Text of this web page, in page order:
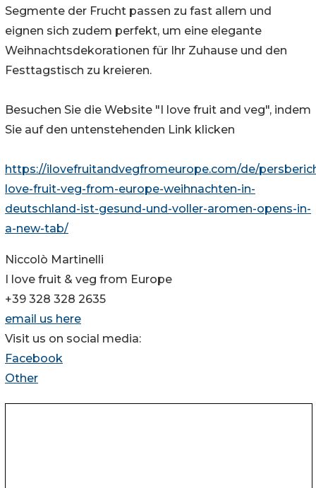
Segmente der Frucht passen zu fast allem und
eignen sich zudem perfekt, um eine elegante
Weihnachtsdekorationen für Ihr Zuhause und den
Festtagstisch zu kreieren.
Besuchen Sie die Website "I love fruit and veg", indem
Sie auf den untenstehenden Link klicken
https://ilovefruitandvegfromeurope.com/de/
love-fruit-veg-from-europe-weihnachten-in-
deutschland-ist-gesund-und-voller-aromen-opens-in-
a-new-tab/
Niccolò Martinelli
I love fruit & veg from Europe
+39 328 328 2635
email us here
Visit us on social media:
Facebook
Other